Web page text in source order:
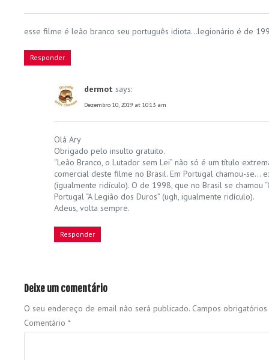
esse filme é leão branco seu português idiota…legionário é de
Responder
dermot says:
Dezembro 10, 2019 at 10:13 am
Olá Ary
Obrigado pelo insulto gratuito.
“Leão Branco, o Lutador sem Lei” não só é um título
comercial deste filme no Brasil. Em Portugal chamou-se…
(igualmente ridículo). O de 1998, que no Brasil se chamou
Portugal “A Legião dos Duros” (ugh, igualmente ridículo).
Adeus, volta sempre.
Responder
Deixe um comentário
O seu endereço de email não será publicado. Campos
Comentário *